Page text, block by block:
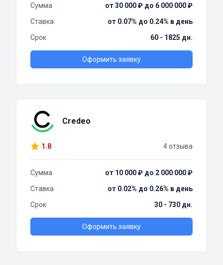
Сумма
от 30 000 ₽ до 6 000 000 ₽
Ставка
от 0.07% до 0.24% в день
Срок
60 - 1825 дн.
Оформить заявку
Credeo
1.8 4 отзыва
Сумма
от 10 000 ₽ до 2 000 000 ₽
Ставка
от 0.02% до 0.26% в день
Срок
30 - 730 дн.
Оформить заявку